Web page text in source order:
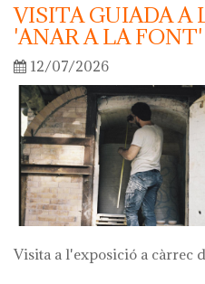
VISITA GUIADA A
'ANAR A LA FONT'
12/07/2026
Visita a l'exposició a càrrec